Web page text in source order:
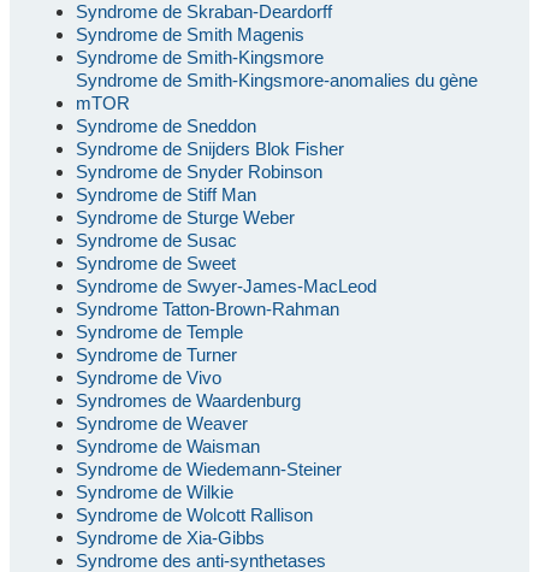
Syndrome de Skraban-Deardorff
Syndrome de Smith Magenis
Syndrome de Smith-Kingsmore
Syndrome de Smith-Kingsmore-anomalies du gène
mTOR
Syndrome de Sneddon
Syndrome de Snijders Blok Fisher
Syndrome de Snyder Robinson
Syndrome de Stiff Man
Syndrome de Sturge Weber
Syndrome de Susac
Syndrome de Sweet
Syndrome de Swyer-James-MacLeod
Syndrome Tatton-Brown-Rahman
Syndrome de Temple
Syndrome de Turner
Syndrome de Vivo
Syndromes de Waardenburg
Syndrome de Weaver
Syndrome de Waisman
Syndrome de Wiedemann-Steiner
Syndrome de Wilkie
Syndrome de Wolcott Rallison
Syndrome de Xia-Gibbs
Syndrome des anti-synthetases